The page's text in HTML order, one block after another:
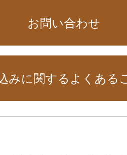
お問い合わせ
みに関するよくある